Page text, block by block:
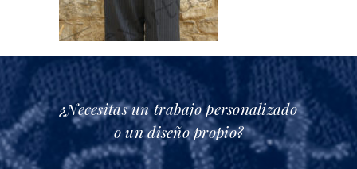
¿Necesitas un trabajo personalizado
o un diseño propio?